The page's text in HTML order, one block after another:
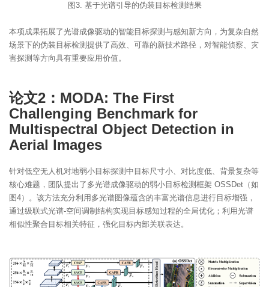
图3. 基于光谱引导的伪装目标检测结果
本项成果拓展了光谱成像驱动的智能目标探测与感知新方向，为复杂自然
场景下的伪装目标检测提供了高效、可靠的新技术路径，对智能侦察、灾
害探测等方向具有重要应用价值。
论文2：MODA: The First
Challenging Benchmark for
Multispectral Object Detection in
Aerial Images
针对低空无人机对地弱小目标探测中目标尺寸小、对比度低、背景复杂等
核心难题，团队提出了多光谱成像驱动的弱小目标检测框架 OSSDet（如
图4）。该方法充分利用多光谱图像蕴含的丰富光谱信息进行目标增强，
通过级联式光谱-空间调制结构实现目标感知过程的全局优化；利用光谱
相似性聚合目标相关特征，强化目标内部关联表达。